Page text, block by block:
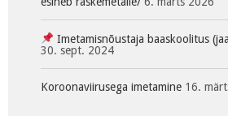
Imetamisnõustaja baaskoolitus
30. sept. 2024
Koroonaviirusega imetamine 16.